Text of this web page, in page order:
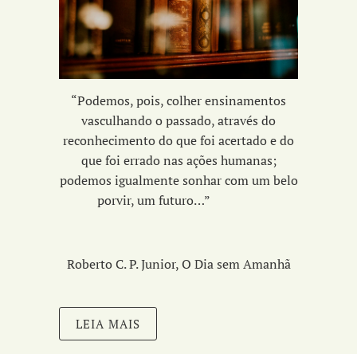
“Podemos, pois, colher ensinamentos
vasculhando o passado, através do
reconhecimento do que foi acertado e do
que foi errado nas ações humanas;
podemos igualmente sonhar com um belo
porvir, um futuro…”
Roberto C. P. Junior, O Dia sem Amanhã
LEIA MAIS